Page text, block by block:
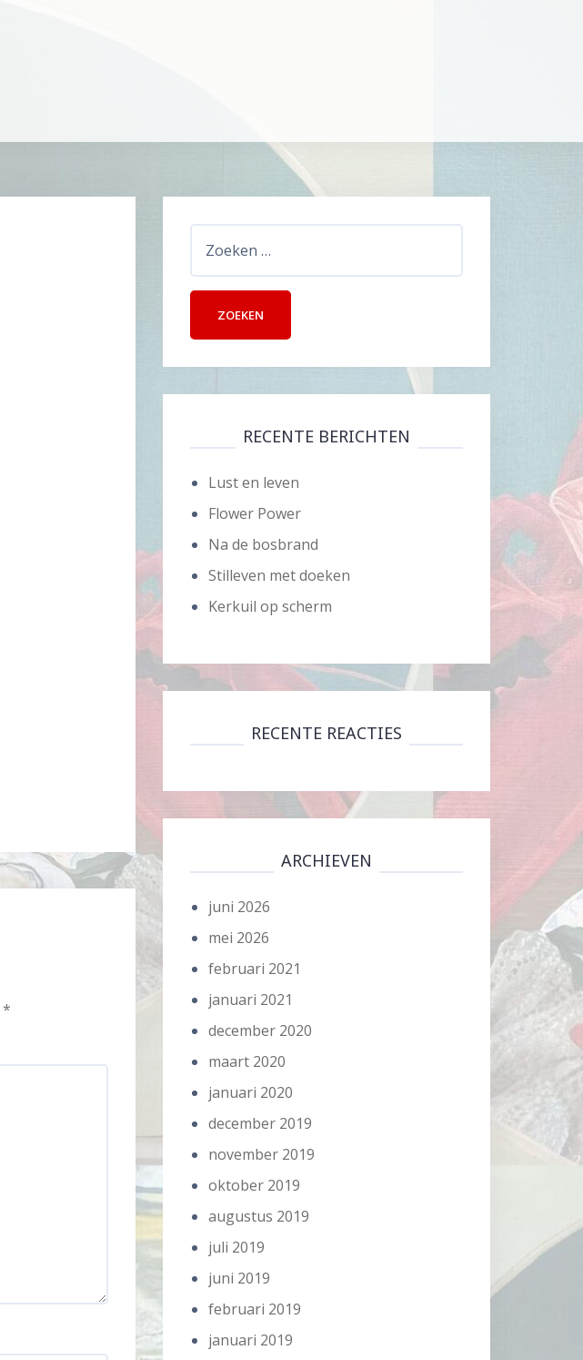
*
RECENTE BERICHTEN
Lust en leven
Flower Power
Na de bosbrand
Stilleven met doeken
Kerkuil op scherm
RECENTE REACTIES
ARCHIEVEN
juni 2026
mei 2026
februari 2021
januari 2021
december 2020
maart 2020
januari 2020
december 2019
november 2019
oktober 2019
augustus 2019
juli 2019
juni 2019
februari 2019
januari 2019